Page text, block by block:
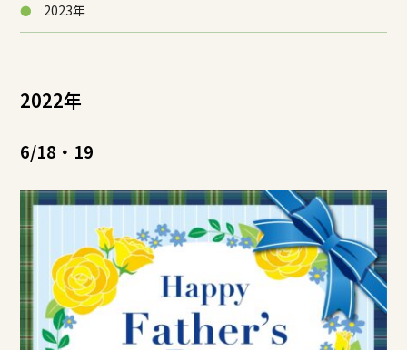
2023年
2022年
6/18・19